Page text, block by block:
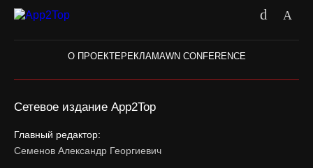
О ПРОЕКТЕРЕКЛАМАWN CONFERENCE
Сетевое издание App2Top
Главный редактор:
Семенов Александр Георгиевич